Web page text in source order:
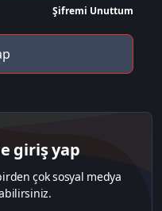
Şifremi Unuttum
giriş yap
çok sosyal medya